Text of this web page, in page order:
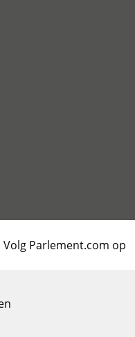
Volg Parlement.com op